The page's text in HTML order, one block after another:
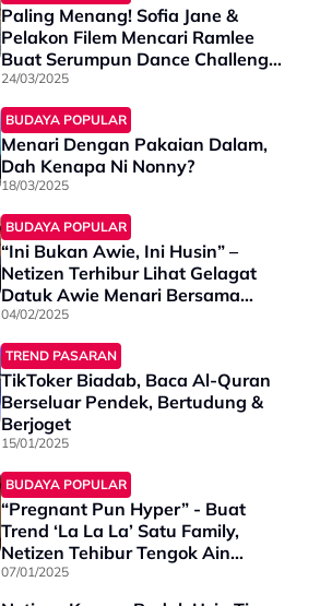
Paling Menang! Sofia Jane &
Pelakon Filem Mencari Ramlee
Buat Serumpun Dance Challenge
Curi Tumpuan - “Macam Tak
Percaya…”
24/03/2025
BUDAYA POPULAR
Menari Dengan Pakaian Dalam,
Dah Kenapa Ni Nonny?
18/03/2025
BUDAYA POPULAR
“Ini Bukan Awie, Ini Husin” –
Netizen Terhibur Lihat Gelagat
Datuk Awie Menari Bersama
Anak Perempuannya
04/02/2025
TREND PASARAN
TikToker Biadab, Baca Al-Quran
Berseluar Pendek, Bertudung &
Berjoget
15/01/2025
BUDAYA POPULAR
“Pregnant Pun Hyper” - Buat
Trend ‘La La La’ Satu Family,
Netizen Tehibur Tengok Ain
Edruce Menari
07/01/2025